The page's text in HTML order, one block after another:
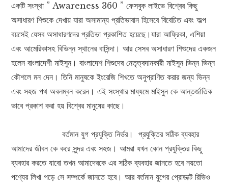
একটি সংস্থা ” Awareness 360 ” ফেসবুক লাইভে বিশ্বের কিছু
অসাধারণ শিশুকে দেখায় যারা অসামান্য প্রতিভাবান হিসেবে বিবেচিত এবং অল্প
বয়সেই যেসব অসাধারণদের প্রতিভা প্রকাশিত হয়েছে।যারা আফ্রিকা, এশিয়া
এবং আমেরিকাসহ বিভিন্ন স্থানের বাসিন্দা। আর সেসব অসাধারণ শিশুদের একজন
হলেন বাংলাদেশী মাইসুন। বাংলাদেশ শিশুদের নেতৃত্বদানকারী মাইসুন ভিন্ন ভিন্ন
কৌশলে মন দেন। তিনি মানুষকে ইংরেজি শিখতে অনুপ্রাণিত করার জন্য ভিন্ন
এবং সহজ পথ অবলম্বন করেন। এই সংস্থার মাধ্যমে মাইসুন কে আন্তর্জাতিক
ভাবে প্রকাশ করা হয় বিশ্বের মানুষের কাছে।
বর্তমান যুগ প্রযুক্তি নির্ভর। প্রযুক্তির সঠিক ব্যবহার
আমাদের জীবন কে করে সুন্দর এবং সহজ। আমরা যখন কোন প্রযুক্তির কিছু
ব্যবহার করতে যাবো তখন আমাদেরকে এর সঠিক ব্যবহার জানতে হবে নয়তো
পণ্যের লিখা পড়ে সে সম্পর্কে জানতে হবে। আর বর্তমান যুগের প্রোডাক্ট রিভিও